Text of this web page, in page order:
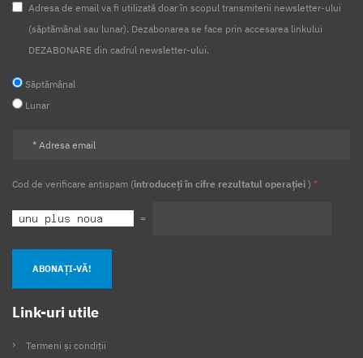
Adresa de email va fi utilizată doar în scopul transmiterii newsletter-ului
(săptămânal sau lunar). Dezabonarea se face prin accesarea linkului
DEZABONARE din cadrul newsletter-ului.
Săptămânal
Lunar
Cod de verificare antispam (introduceți în cifre rezultatul operației ) *
=
ABONAȚI-VĂ!
Link-uri utile
Termeni și condiții